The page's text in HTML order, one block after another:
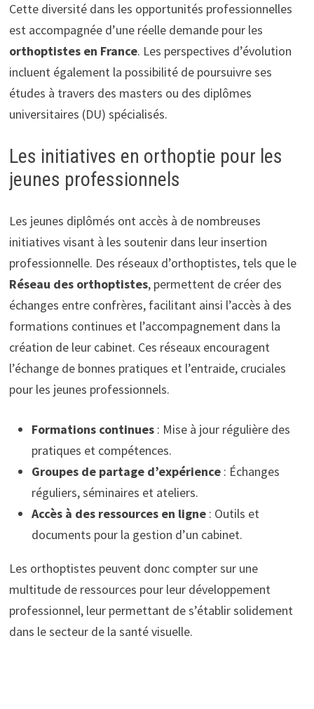
Cette diversité dans les opportunités professionnelles
est accompagnée d’une réelle demande pour les
orthoptistes en France. Les perspectives d’évolution
incluent également la possibilité de poursuivre ses
études à travers des masters ou des diplômes
universitaires (DU) spécialisés.
Les initiatives en orthoptie pour les
jeunes professionnels
Les jeunes diplômés ont accès à de nombreuses
initiatives visant à les soutenir dans leur insertion
professionnelle. Des réseaux d’orthoptistes, tels que le
Réseau des orthoptistes, permettent de créer des
échanges entre confrères, facilitant ainsi l’accès à des
formations continues et l’accompagnement dans la
création de leur cabinet. Ces réseaux encouragent
l’échange de bonnes pratiques et l’entraide, cruciales
pour les jeunes professionnels.
Formations continues: Mise à jour régulière des
pratiques et compétences.
Groupes de partage d’expérience: Échanges
réguliers, séminaires et ateliers.
Accès à des ressources en ligne: Outils et
documents pour la gestion d’un cabinet.
Les orthoptistes peuvent donc compter sur une
multitude de ressources pour leur développement
professionnel, leur permettant de s’établir solidement
dans le secteur de la santé visuelle.